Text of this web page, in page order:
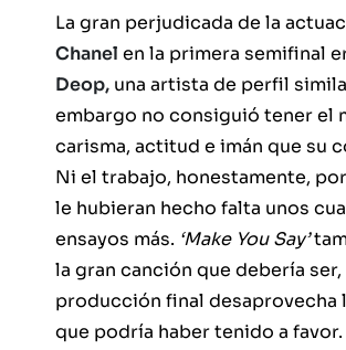
La gran perjudicada de la
Chanel en la primera semifinal
Deop, una artista de perfil
embargo no consiguió tener el
carisma, actitud e imán que su
Ni el trabajo, honestamente,
le hubieran hecho falta unos
ensayos más. ‘Make You Say’
la gran canción que debería
producción final desaprovecha
que podría haber tenido a favor.